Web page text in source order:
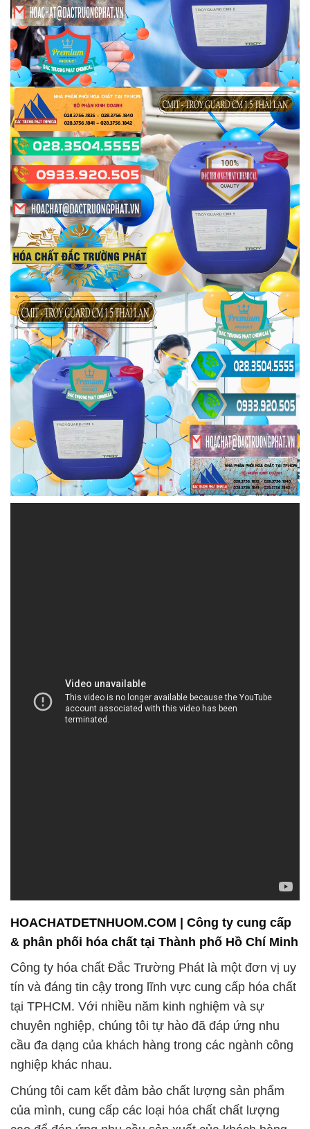
Chúng tôi cam kết đảm bảo chất lượng sản phẩm
của mình, cung cấp các loại hóa chất chất lượng
cao để đáp ứng nhu cầu sản xuất của khách hàng.
Không chỉ là một nhà cung cấp hóa chất, chúng tôi
còn là đối tác đáng tin cậy giúp bạn tối ưu hóa quá
trình sản xuất của mình.
Chất lượng và an toàn luôn được đặt lên hàng đầu
tại Công ty hóa chất Đắc Trường Phát. Chúng tôi
cam kết tuân thủ tất cả các quy định về an toàn và
môi trường liên quan đến việc sử dụng và lưu trữ
hóa chất. Đội ngũ chuyên gia của chúng tôi luôn sẵn